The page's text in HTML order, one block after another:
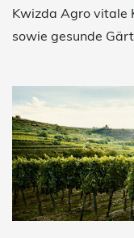
Kwizda Agro vitale
sowie gesunde